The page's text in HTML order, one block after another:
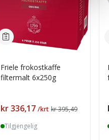
Friele frokostkaffe
filtermalt 6x250g
Pris
kr 336,17 /krt kr 395,49
Tilgjengelig